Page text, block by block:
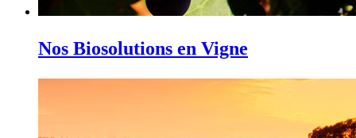
Nos Biosolutions en Vigne